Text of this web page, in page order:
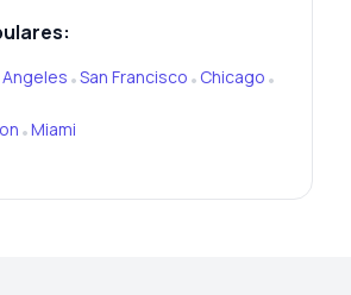
•San Francisco • Chicago •
•Miami